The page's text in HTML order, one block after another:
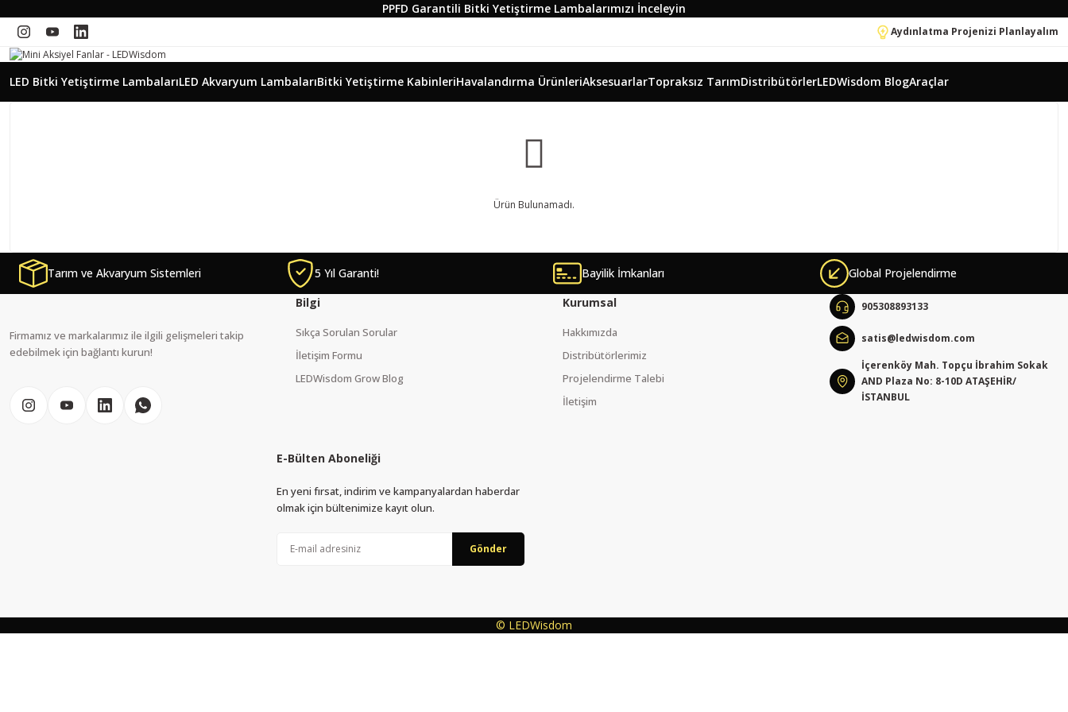
PPFD Garantili Bitki Yetiştirme Lambalarımızı İnceleyin
Aydınlatma Projenizi Planlayalım
LED Bitki Yetiştirme LambalarıLED Akvaryum LambalarıBitki Yetiştirme KabinleriHavalandırma ÜrünleriAksesuarlarTopraksız TarımDistribütörlerLEDWisdom BlogAraçlar
Ürün Bulunamadı.
Tarım ve Akvaryum Sistemleri 5 Yıl Garanti! Bayilik İmkanları Global Projelendirme
Firmamız ve markalarımız ile ilgili gelişmeleri takip
edebilmek için bağlantı kurun!
Bilgi
Sıkça Sorulan Sorular
İletişim Formu
LEDWisdom Grow Blog
Kurumsal
Hakkımızda
Distribütörlerimiz
Projelendirme Talebi
İletişim
905308893133
satis@ledwisdom.com
İçerenköy Mah. Topçu İbrahim Sokak
AND Plaza No: 8-10D ATAŞEHİR/
İSTANBUL
E-Bülten Aboneliği
En yeni fırsat, indirim ve kampanyalardan haberdar
olmak için bültenimize kayıt olun.
Gönder
© LEDWisdom